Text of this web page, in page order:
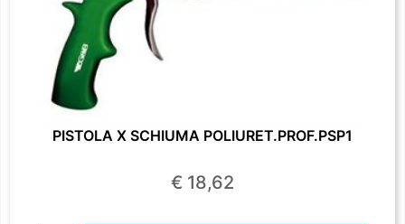
PISTOLA X SCHIUMA POLIURET.PROF.PSP1
€ 18,62